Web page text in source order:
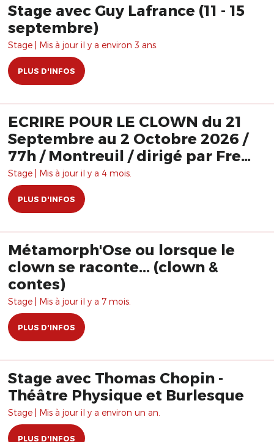
Stage avec Guy Lafrance (11 - 15
septembre)
Stage | Mis à jour il y a environ 3 ans.
PLUS D'INFOS
ECRIRE POUR LE CLOWN du 21
Septembre au 2 Octobre 2026 /
77h / Montreuil / dirigé par Fred
Robbe
Stage | Mis à jour il y a 4 mois.
PLUS D'INFOS
Métamorph'Ose ou lorsque le
clown se raconte... (clown &
contes)
Stage | Mis à jour il y a 7 mois.
PLUS D'INFOS
Stage avec Thomas Chopin -
Théâtre Physique et Burlesque
Stage | Mis à jour il y a environ un an.
PLUS D'INFOS